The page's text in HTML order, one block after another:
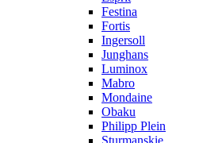
Festina
Fortis
Ingersoll
Junghans
Luminox
Mabro
Mondaine
Obaku
Philipp Plein
Sturmanskie